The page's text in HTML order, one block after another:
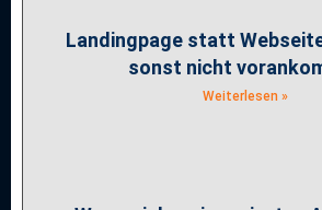
Landingpage statt
sonst nicht
Weiterlesen »